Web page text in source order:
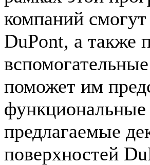
компаний
DuPont, а также
поможет им
предлагаемые
поверхностей